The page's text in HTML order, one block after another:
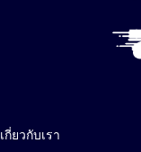
เกี่ยวกับเรา